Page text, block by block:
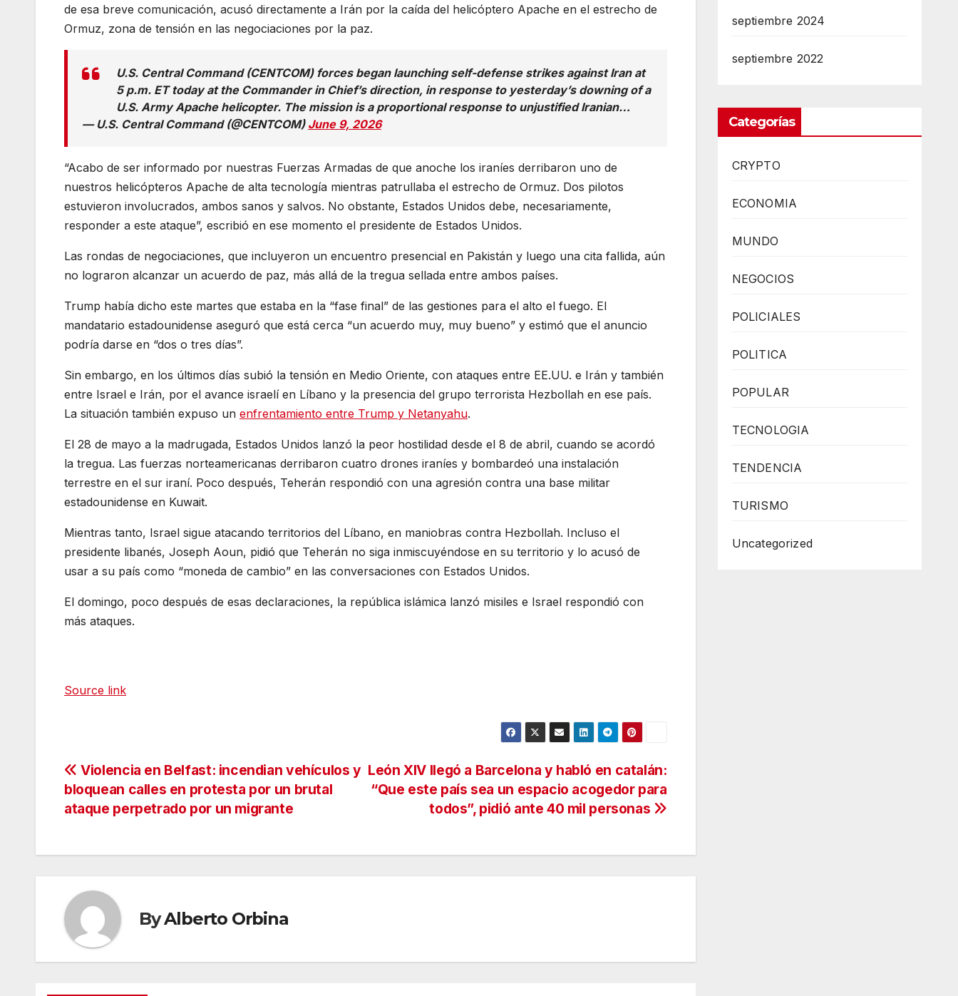
de esa breve comunicación, acusó directamente a Irán por la caída del helicóptero Apache en el estrecho de
Ormuz, zona de tensión en las negociaciones por la paz.
U.S. Central Command (CENTCOM) forces began launching self-defense strikes against Iran at
5 p.m. ET today at the Commander in Chief’s direction, in response to yesterday’s downing of a
U.S. Army Apache helicopter. The mission is a proportional response to unjustified Iranian…
— U.S. Central Command (@CENTCOM) June 9, 2026
“Acabo de ser informado por nuestras Fuerzas Armadas de que anoche los iraníes derribaron uno de
nuestros helicópteros Apache de alta tecnología mientras patrullaba el estrecho de Ormuz. Dos pilotos
estuvieron involucrados, ambos sanos y salvos. No obstante, Estados Unidos debe, necesariamente,
responder a este ataque”, escribió en ese momento el presidente de Estados Unidos.
Las rondas de negociaciones, que incluyeron un encuentro presencial en Pakistán y luego una cita fallida, aún
no lograron alcanzar un acuerdo de paz, más allá de la tregua sellada entre ambos países.
Trump había dicho este martes que estaba en la “fase final” de las gestiones para el alto el fuego. El
mandatario estadounidense aseguró que está cerca “un acuerdo muy, muy bueno” y estimó que el anuncio
podría darse en “dos o tres días”.
Sin embargo, en los últimos días subió la tensión en Medio Oriente, con ataques entre EE.UU. e Irán y también
entre Israel e Irán, por el avance israelí en Líbano y la presencia del grupo terrorista Hezbollah en ese país.
La situación también expuso un enfrentamiento entre Trump y Netanyahu.
El 28 de mayo a la madrugada, Estados Unidos lanzó la peor hostilidad desde el 8 de abril, cuando se acordó
la tregua. Las fuerzas norteamericanas derribaron cuatro drones iraníes y bombardeó una instalación
terrestre en el sur iraní. Poco después, Teherán respondió con una agresión contra una base militar
estadounidense en Kuwait.
Mientras tanto, Israel sigue atacando territorios del Líbano, en maniobras contra Hezbollah. Incluso el
presidente libanés, Joseph Aoun, pidió que Teherán no siga inmiscuyéndose en su territorio y lo acusó de
usar a su país como “moneda de cambio” en las conversaciones con Estados Unidos.
El domingo, poco después de esas declaraciones, la república islámica lanzó misiles e Israel respondió con
más ataques.
Source link
Navegación
de
León XIV llegó a Barcelona y habló en catalán:
“Que este país sea un espacio acogedor para
todos”, pidió ante 40 mil personas
Violencia en Belfast: incendian vehículos y
bloquean calles en protesta por un brutal
ataque perpetrado por un migrante
ByAlberto Orbina
septiembre 2024
septiembre 2022
Categorías
CRYPTO
ECONOMIA
MUNDO
NEGOCIOS
POLICIALES
POLITICA
POPULAR
TECNOLOGIA
TENDENCIA
TURISMO
Uncategorized